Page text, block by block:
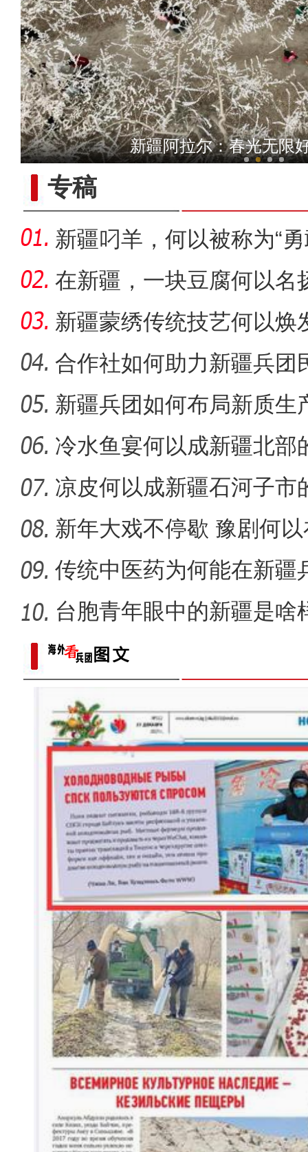
新疆阿拉尔市：良好生态吸
全力开展公正检验 助力
新疆阿拉尔：春光无限
专稿
新疆叼羊，何以被称为“
在新疆，一块豆腐何以名
新疆蒙绣传统技艺何以焕
合作社如何助力新疆兵团
新疆兵团如何布局新质生
冷水鱼宴何以成新疆北部
凉皮何以成新疆石河子市
新年大戏不停歇 豫剧何
睐？
传统中医药为何能在新疆
台胞青年眼中的新疆是啥